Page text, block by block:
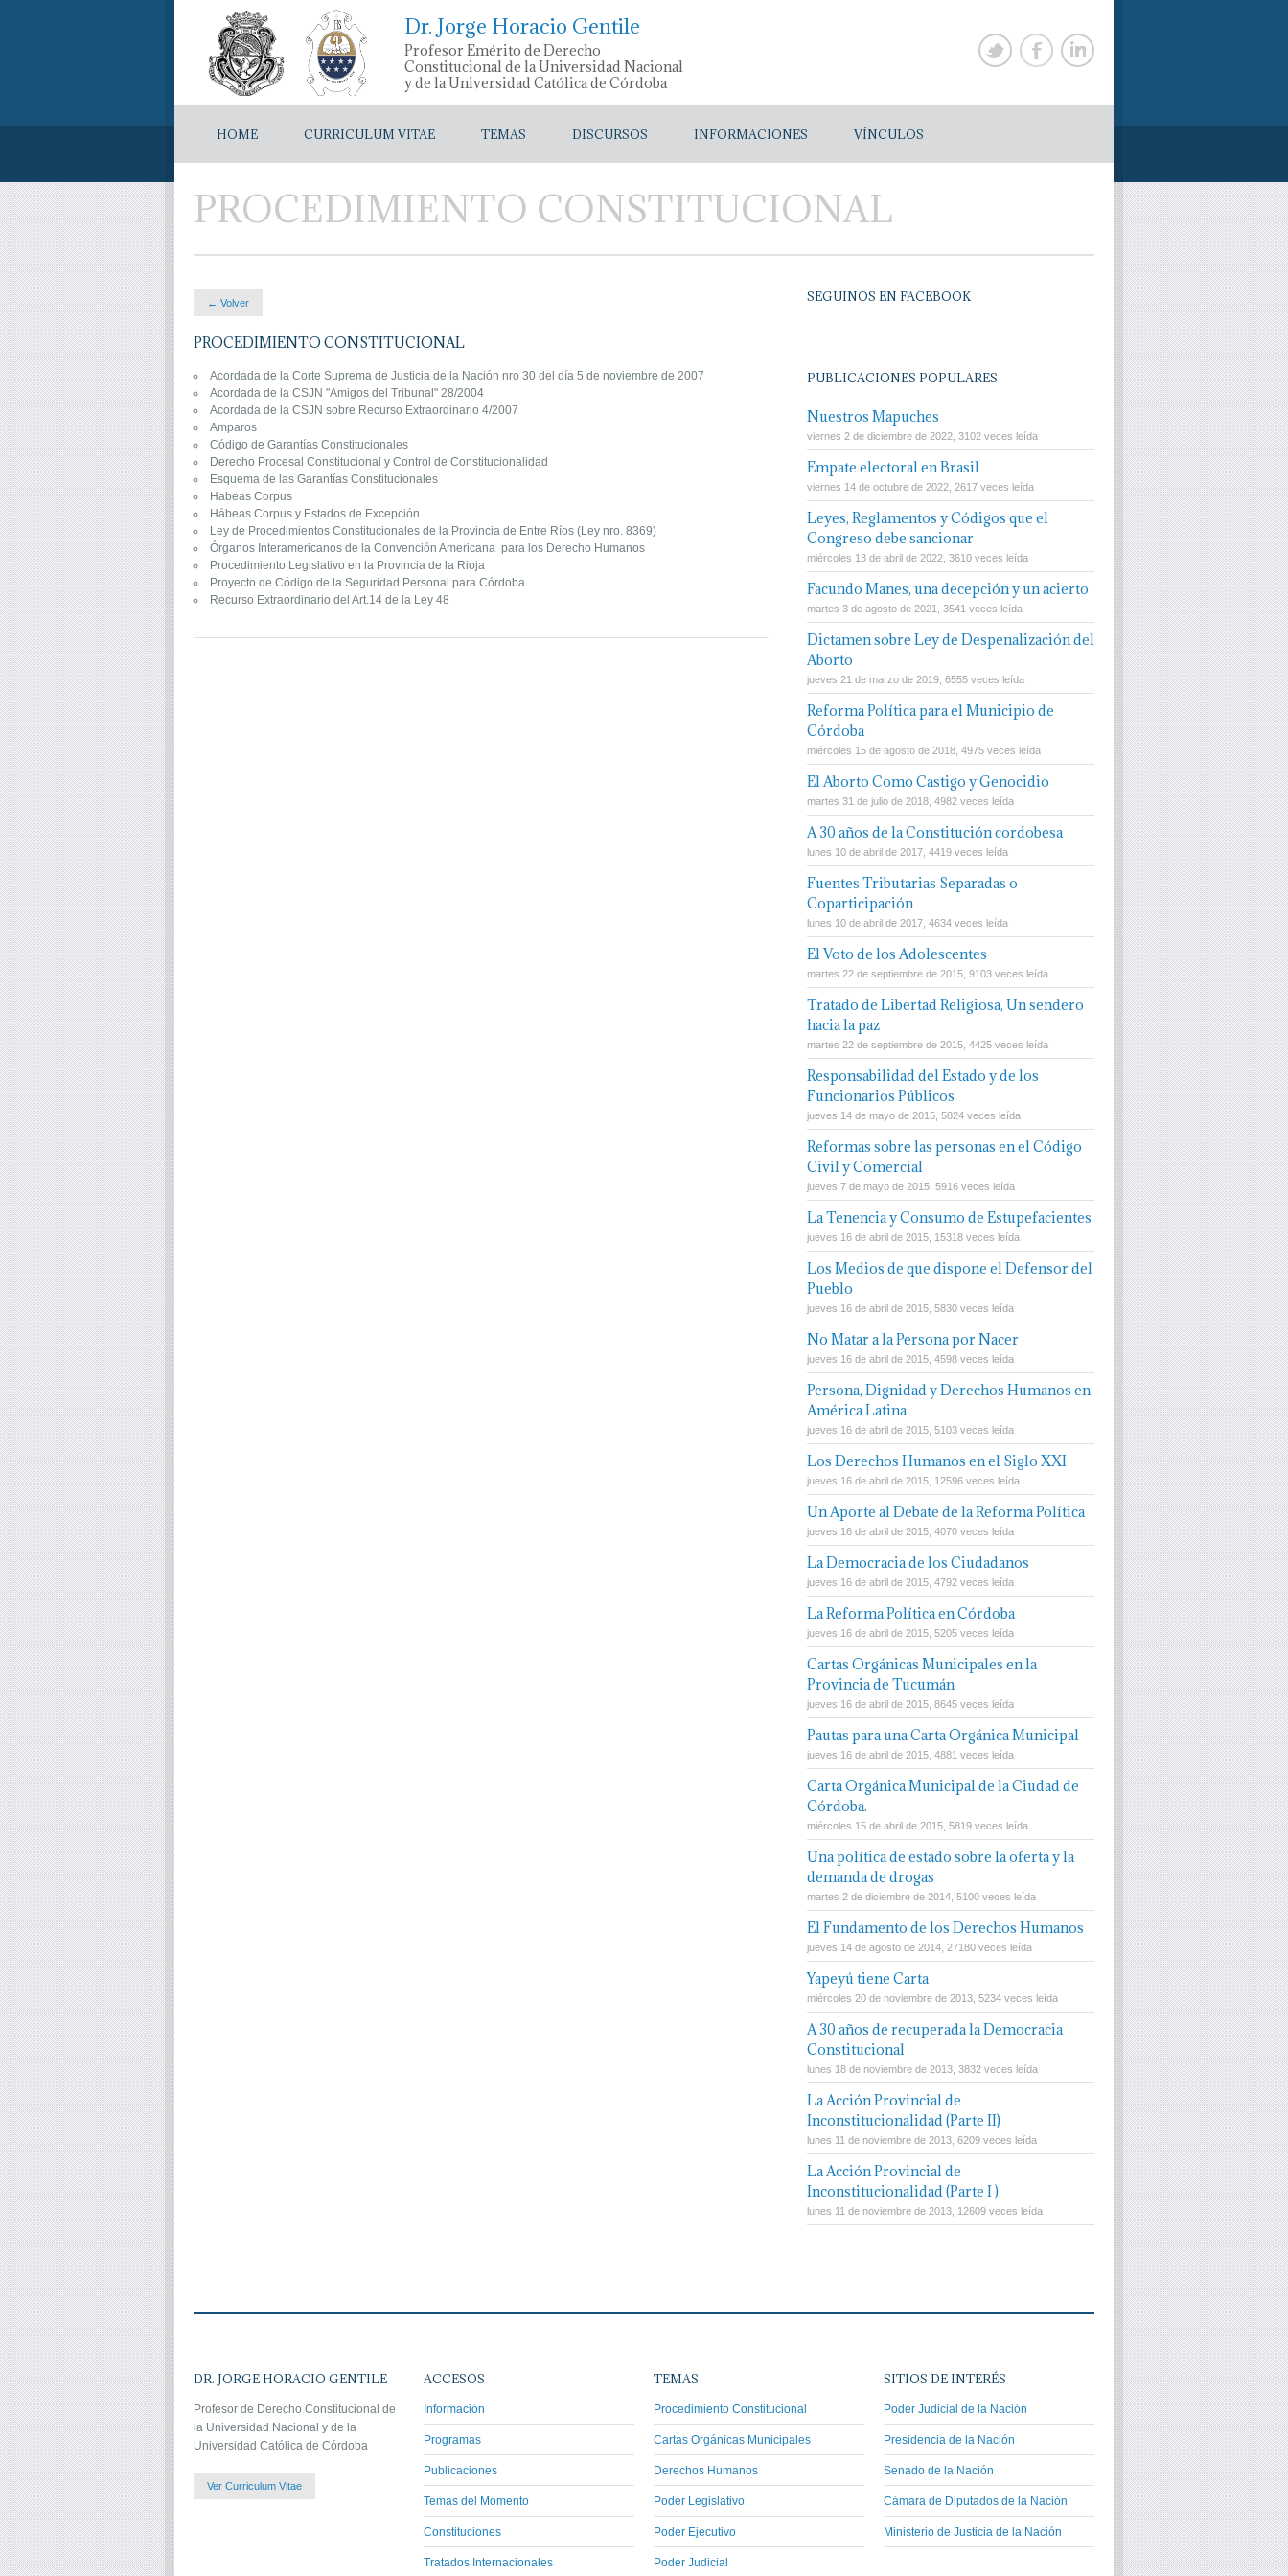
Dr. Jorge Horacio Gentile
Profesor Emérito de Derecho
Constitucional de la Universidad Nacional
y de la Universidad Católica de Córdoba
HOME CURRICULUM VITAE TEMAS DISCURSOS INFORMACIONES VÍNCULOS
PROCEDIMIENTO CONSTITUCIONAL
← Volver
PROCEDIMIENTO CONSTITUCIONAL
Acordada de la Corte Suprema de Justicia de la Nación nro 30 del día 5 de noviembre de 2007
Acordada de la CSJN "Amigos del Tribunal" 28/2004
Acordada de la CSJN sobre Recurso Extraordinario 4/2007
Amparos
Código de Garantías Constitucionales
Derecho Procesal Constitucional y Control de Constitucionalidad
Esquema de las Garantías Constitucionales
Habeas Corpus
Hábeas Corpus y Estados de Excepción
Ley de Procedimientos Constitucionales de la Provincia de Entre Ríos (Ley nro. 8369)
Órganos Interamericanos de la Convención Americana para los Derecho Humanos
Procedimiento Legislativo en la Provincia de la Rioja
Proyecto de Código de la Seguridad Personal para Córdoba
Recurso Extraordinario del Art.14 de la Ley 48
SEGUINOS EN FACEBOOK
PUBLICACIONES POPULARES
Nuestros Mapuches
viernes 2 de diciembre de 2022, 3102 veces leída
Empate electoral en Brasil
viernes 14 de octubre de 2022, 2617 veces leída
Leyes, Reglamentos y Códigos que el
Congreso debe sancionar
miércoles 13 de abril de 2022, 3610 veces leída
Facundo Manes, una decepción y un acierto
martes 3 de agosto de 2021, 3541 veces leída
Dictamen sobre Ley de Despenalización del
Aborto
jueves 21 de marzo de 2019, 6555 veces leída
Reforma Política para el Municipio de
Córdoba
miércoles 15 de agosto de 2018, 4975 veces leída
El Aborto Como Castigo y Genocidio
martes 31 de julio de 2018, 4982 veces leída
A 30 años de la Constitución cordobesa
lunes 10 de abril de 2017, 4419 veces leída
Fuentes Tributarias Separadas o
Coparticipación
lunes 10 de abril de 2017, 4634 veces leída
El Voto de los Adolescentes
martes 22 de septiembre de 2015, 9103 veces leída
Tratado de Libertad Religiosa, Un sendero
hacia la paz
martes 22 de septiembre de 2015, 4425 veces leída
Responsabilidad del Estado y de los
Funcionarios Públicos
jueves 14 de mayo de 2015, 5824 veces leída
Reformas sobre las personas en el Código
Civil y Comercial
jueves 7 de mayo de 2015, 5916 veces leída
La Tenencia y Consumo de Estupefacientes
jueves 16 de abril de 2015, 15318 veces leída
Los Medios de que dispone el Defensor del
Pueblo
jueves 16 de abril de 2015, 5830 veces leída
No Matar a la Persona por Nacer
jueves 16 de abril de 2015, 4598 veces leída
Persona, Dignidad y Derechos Humanos en
América Latina
jueves 16 de abril de 2015, 5103 veces leída
Los Derechos Humanos en el Siglo XXI
jueves 16 de abril de 2015, 12596 veces leída
Un Aporte al Debate de la Reforma Política
jueves 16 de abril de 2015, 4070 veces leída
La Democracia de los Ciudadanos
jueves 16 de abril de 2015, 4792 veces leída
La Reforma Política en Córdoba
jueves 16 de abril de 2015, 5205 veces leída
Cartas Orgánicas Municipales en la
Provincia de Tucumán
jueves 16 de abril de 2015, 8645 veces leída
Pautas para una Carta Orgánica Municipal
jueves 16 de abril de 2015, 4881 veces leída
Carta Orgánica Municipal de la Ciudad de
Córdoba.
miércoles 15 de abril de 2015, 5819 veces leída
Una política de estado sobre la oferta y la
demanda de drogas
martes 2 de diciembre de 2014, 5100 veces leída
El Fundamento de los Derechos Humanos
jueves 14 de agosto de 2014, 27180 veces leída
Yapeyú tiene Carta
miércoles 20 de noviembre de 2013, 5234 veces leída
A 30 años de recuperada la Democracia
Constitucional
lunes 18 de noviembre de 2013, 3832 veces leída
La Acción Provincial de
Inconstitucionalidad (Parte II)
lunes 11 de noviembre de 2013, 6209 veces leída
La Acción Provincial de
Inconstitucionalidad (Parte I )
lunes 11 de noviembre de 2013, 12609 veces leída
DR. JORGE HORACIO GENTILE
Profesor de Derecho Constitucional de
la Universidad Nacional y de la
Universidad Católica de Córdoba
Ver Curriculum Vitae
ACCESOS
Información
Programas
Publicaciones
Temas del Momento
Constituciones
Tratados Internacionales
TEMAS
Procedimiento Constitucional
Cartas Orgánicas Municipales
Derechos Humanos
Poder Legislativo
Poder Ejecutivo
Poder Judicial
SITIOS DE INTERÉS
Poder Judicial de la Nación
Presidencia de la Nación
Senado de la Nación
Cámara de Diputados de la Nación
Ministerio de Justicia de la Nación